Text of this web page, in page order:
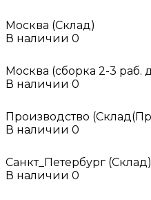
Москва (Склад)
В наличии 0
Москва (сборка 2-3 раб.
В наличии 0
Производство
В наличии 0
Санкт_Петербург (Склад)
В наличии 0